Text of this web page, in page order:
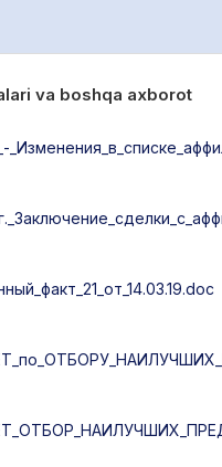
va boshqa axborot